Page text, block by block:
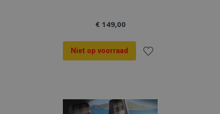
€ 149,00
Niet op voorraad
aan